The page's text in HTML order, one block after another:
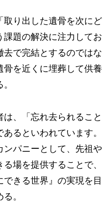
り出した遺骨を次にど
課題の解決に注力してお
去で完結とするのではな
骨を近くに埋葬して供養
、「忘れ去られること
るといわれています。
パニーとして、先祖や
場を提供することで、
できる世界』の実現を目
。